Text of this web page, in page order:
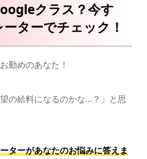
クラス？今す
ターでチェック！
勤めのあなた！
の給料になるのかな…？」と思
ターがあなたのお悩みに答えま